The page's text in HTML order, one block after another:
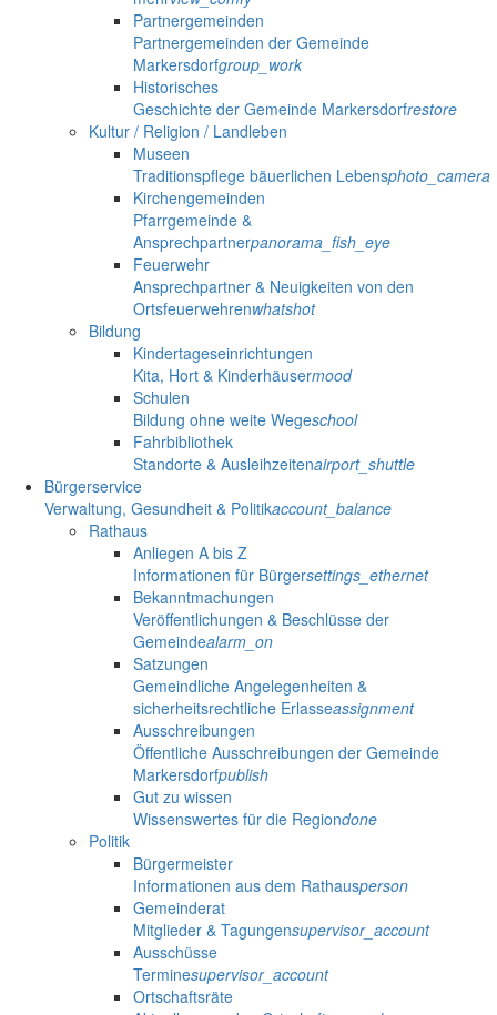
Partnergemeinden
Partnergemeinden der Gemeinde
Markersdorfgroup_work
Historisches
Geschichte der Gemeinde Markersdorfrestore
Kultur / Religion / Landleben
Museen
Traditionspflege bäuerlichen Lebensphoto_camera
Kirchengemeinden
Pfarrgemeinde &
Ansprechpartnerpanorama_fish_eye
Feuerwehr
Ansprechpartner & Neuigkeiten von den
Ortsfeuerwehrenwhatshot
Bildung
Kindertageseinrichtungen
Kita, Hort & Kinderhäusermood
Schulen
Bildung ohne weite Wegeschool
Fahrbibliothek
Standorte & Ausleihzeitenairport_shuttle
Bürgerservice
Verwaltung, Gesundheit & Politikaccount_balance
Rathaus
Anliegen A bis Z
Informationen für Bürgersettings_ethernet
Bekanntmachungen
Veröffentlichungen & Beschlüsse der
Gemeindealarm_on
Satzungen
Gemeindliche Angelegenheiten &
sicherheitsrechtliche Erlasseassignment
Ausschreibungen
Öffentliche Ausschreibungen der Gemeinde
Markersdorfpublish
Gut zu wissen
Wissenswertes für die Regiondone
Politik
Bürgermeister
Informationen aus dem Rathausperson
Gemeinderat
Mitglieder & Tagungensupervisor_account
Ausschüsse
Terminesupervisor_account
Ortschaftsräte